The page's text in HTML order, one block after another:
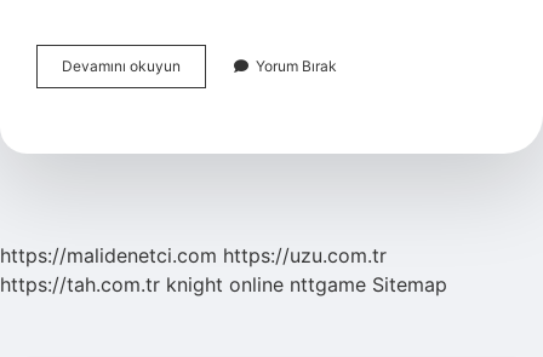
Devamını okuyun
Hangi
Yorum Bırak
https://malidenetci.com https://uzu.com.tr
https://tah.com.tr knight online nttgame Sitemap